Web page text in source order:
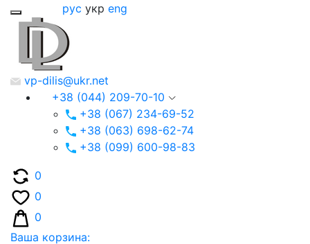
рус укр eng
vp-dilis@ukr.net
+38 (044) 209-70-10
+38 (067) 234-69-52
+38 (063) 698-62-74
+38 (099) 600-98-83
0
0
0
Ваша корзина: